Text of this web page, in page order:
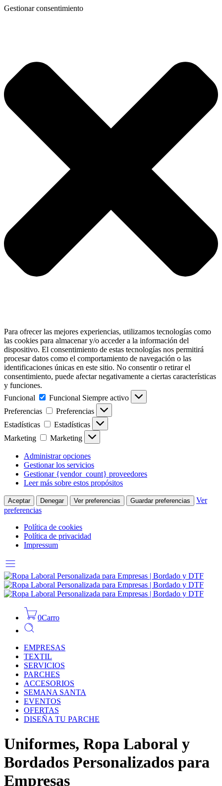
Gestionar consentimiento
Para ofrecer las mejores experiencias, utilizamos tecnologías como
las cookies para almacenar y/o acceder a la información del
dispositivo. El consentimiento de estas tecnologías nos permitirá
procesar datos como el comportamiento de navegación o las
identificaciones únicas en este sitio. No consentir o retirar el
consentimiento, puede afectar negativamente a ciertas características
y funciones.
Funcional
Funcional Siempre activo
Preferencias
Preferencias
Estadísticas
Estadísticas
Marketing
Marketing
Administrar opciones
Gestionar los servicios
Gestionar {vendor_count} proveedores
Leer más sobre estos propósitos
Aceptar Denegar Ver preferencias Guardar preferencias
Ver
preferencias
Política de cookies
Política de privacidad
Impressum
0Carro
EMPRESAS
TEXTIL
SERVICIOS
PARCHES
ACCESORIOS
SEMANA SANTA
EVENTOS
OFERTAS
DISEÑA TU PARCHE
Uniformes, Ropa Laboral y
Bordados Personalizados para
Empresas